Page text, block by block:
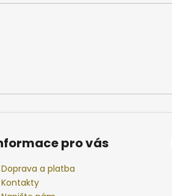
pro vás
Doprava a platba
Kontakty